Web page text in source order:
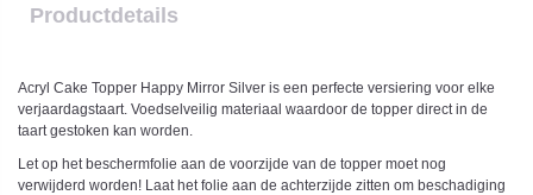
Productdetails
Acryl Cake Topper Happy Mirror Silver is een perfecte versiering voor elke
verjaardagstaart. Voedselveilig materiaal waardoor de topper direct in de
taart gestoken kan worden.
Let op het beschermfolie aan de voorzijde van de topper moet nog
verwijderd worden! Laat het folie aan de achterzijde zitten om beschadiging